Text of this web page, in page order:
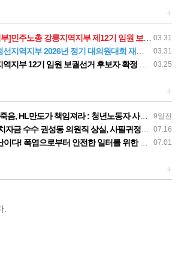
+
03.31
노총 강릉지역지부 제12기 임원 보궐선거결과 공고
03.31
역지부 2026년 정기 대의원대회 재소집 건
03.25
지부 12기 임원 보궐선거 후보자 확정 공고
+
9일전
져라 : 청년노동자 사망사고의 철저한 진상규명과 재발방지 대책 마련하라
07.16
금 수수 권성동 의원직 상실, 사필귀정이다
07.01
안전한 일터를 위한 민주노총 강원지역본부 폭염감시단 선포 기자회견
+
.